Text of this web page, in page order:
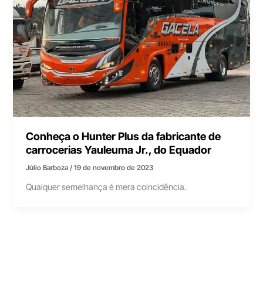
Conheça o Hunter Plus da fabricante de
carrocerias Yauleuma Jr., do Equador
Júlio Barboza/19 de novembro de 2023
Qualquer semelhança é mera coincidência.